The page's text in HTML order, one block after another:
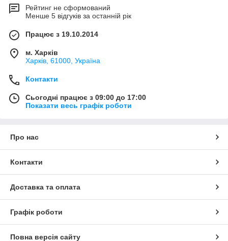
Рейтинг не сформований
Менше 5 відгуків за останній рік
Працює з 19.10.2014
м. Харків
Харків, 61000, Україна
Контакти
Сьогодні працює з 09:00 до 17:00
Показати весь графік роботи
Про нас
Контакти
Доставка та оплата
Графік роботи
Повна версія сайту